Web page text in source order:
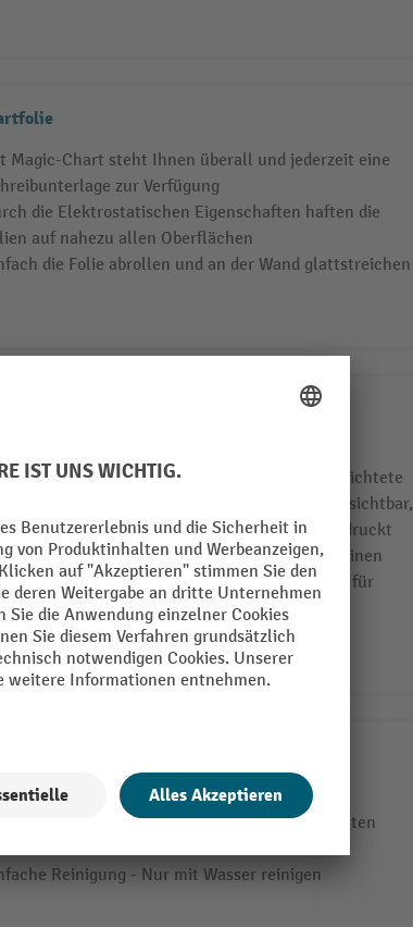
Magic-Chart steht Ihnen überall und jederzeit eine
zur Verfügung
die Elektrostatischen Eigenschaften haften die
auf nahezu allen Oberflächen
die Folie abrollen und an der Wand glattstreichen
Unsere transparente, beschichtete
wird nach dem Aufkleben praktisch unsichtbar,
wirken Design und Text wie direkt aufgedruckt
der besonderen Inkjet-Beschichtung erscheinen
und Bilder täuschend echt in Fotoqualität für
gestochen scharfe Ausdrucke
Folien die Räume gestalten
denen sich Kreativität und Produktivität entfalten
Reinigung - Nur mit Wasser reinigen